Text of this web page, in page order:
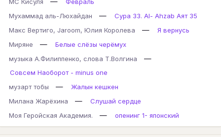
Мухаммад аль-Люхайдан
—
Сура 33. Al- Ahzab Аят 35
Макс Вертиго, Jaroom, Юлия Королева
—
Я вернусь
Миряне
—
Белые слёзы черёмух
музыка А.Филиппенко, слова Т.Волгина
—
Совсем Наоборот - minus one
музарт тобы
—
Жалын кешкен
Милана Жарёхина
—
Слушай сердце
Моя Геройская Академия.
— опенинг 1- японский